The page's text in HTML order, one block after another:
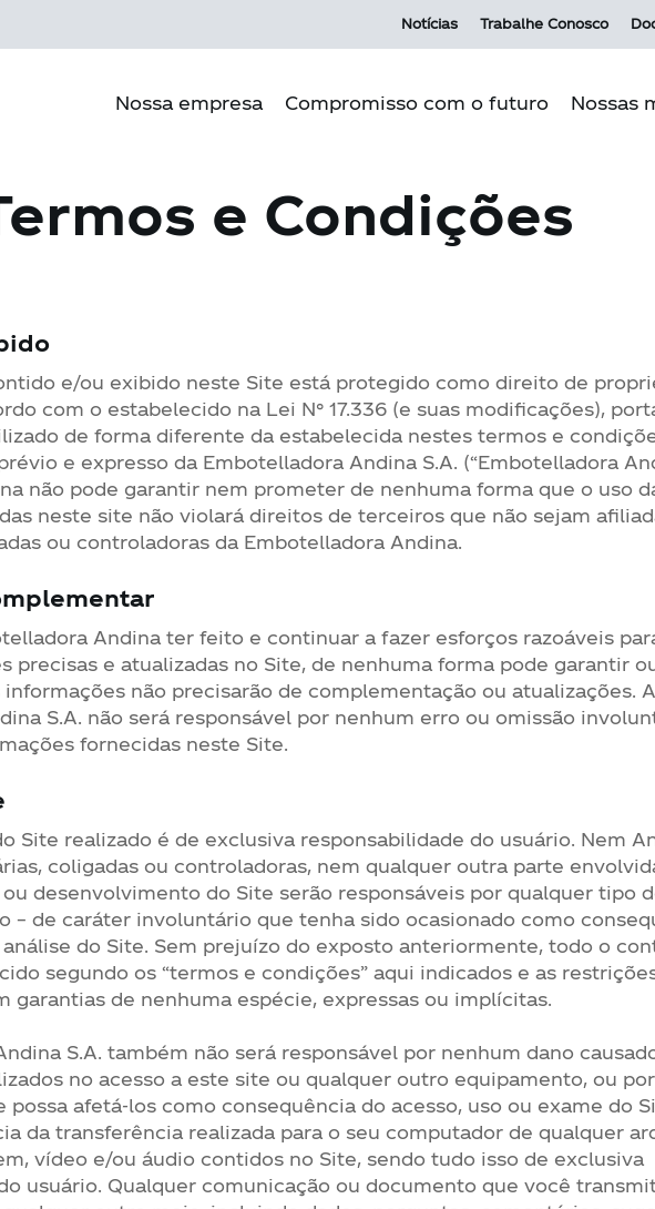
Notícias Trabalhe Conosco
Nossa empresa
Propósito Andina
Compromisso com o futuro
Pilares do negócio
Nossas
Informação
Informação
Operações
e Condições
e/ou exibido neste Site está protegido como direito de
com o estabelecido na Lei N° 17.336 (e suas modificações),
de forma diferente da estabelecida nestes termos e
e expresso da Embotelladora Andina S.A. (“Embotelladora
não pode garantir nem prometer de nenhuma forma que o uso
neste site não violará direitos de terceiros que não sejam
ou controladoras da Embotelladora Andina.
Andina ter feito e continuar a fazer esforços razoáveis
precisas e atualizadas no Site, de nenhuma forma pode garantir
não precisarão de complementação ou atualizações. A
S.A. não será responsável por nenhum erro ou omissão
fornecidas neste Site.
Site realizado é de exclusiva responsabilidade do usuário. Nem
coligadas ou controladoras, nem qualquer outra parte
desenvolvimento do Site serão responsáveis por qualquer tipo
– de caráter involuntário que tenha sido ocasionado como
análise do Site. Sem prejuízo do exposto anteriormente, todo o
segundo os “termos e condições” aqui indicados e as
garantias de nenhuma espécie, expressas ou implícitas.
S.A. também não será responsável por nenhum dano
no acesso a este site ou qualquer outro equipamento, ou por
possa afetá-los como consequência do acesso, uso ou exame do
da transferência realizada para o seu computador de qualquer
vídeo e/ou áudio contidos no Site, sendo tudo isso de exclusiva
usuário. Qualquer comunicação ou documento que você